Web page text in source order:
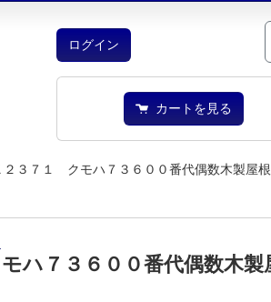
ログイン
カートを見る
３７１ クモハ７３６００番代偶数木製屋
ハ７３６００番代偶数木製